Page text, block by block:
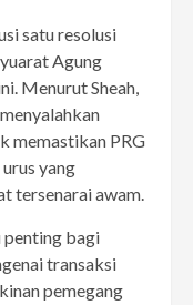
satu resolusi
Agung
Menurut Sheah,
memastikan PRG
yang
tersenarai awam.
penting bagi
transaksi
pemegang